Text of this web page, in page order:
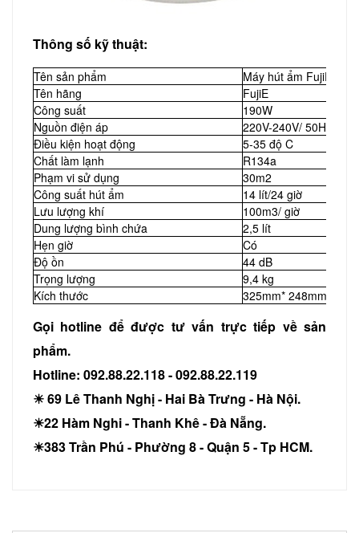
Thông số kỹ thuật:
Tên sản phẩm
Máy hút ẩm FujiE
Tên hãng
FujiE
Công suất
190W
Nguồn điện áp
220V-240V/ 50Hz-
Điều kiện hoạt động
5-35 độ C
Chất làm lạnh
R134a
Phạm vi sử dụng
30m2
Công suất hút ẩm
14 lít/24 giờ
Lưu lượng khí
100m3/ giờ
Dung lượng bình chứa
2,5 lít
Hẹn giờ
Có
Độ ồn
44 dB
Trọng lượng
9,4 kg
Kích thước
325mm* 248mm*
Gọi hotline để được tư vấn trực tiếp về sản
phẩm.
Hotline: 092.88.22.118 - 092.88.22.119
☀ 69 Lê Thanh Nghị - Hai Bà Trưng - Hà Nội.
☀22 Hàm Nghi - Thanh Khê - Đà Nẵng.
☀383 Trần Phú - Phường 8 - Quận 5 - Tp HCM.